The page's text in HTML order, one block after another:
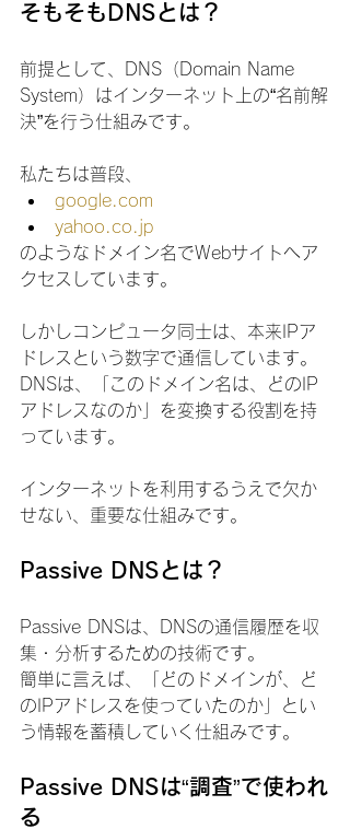
そもそもDNSとは？
前提として、DNS（Domain Name
System）はインターネット上の“名前解
決”を行う仕組みです。
私たちは普段、
google.com
yahoo.co.jp
のようなドメイン名でWebサイトへア
クセスしています。
しかしコンピュータ同士は、本来IPア
ドレスという数字で通信しています。
DNSは、「このドメイン名は、どのIP
アドレスなのか」を変換する役割を持
っています。
インターネットを利用するうえで欠か
せない、重要な仕組みです。
Passive DNSとは？
Passive DNSは、DNSの通信履歴を収
集・分析するための技術です。
簡単に言えば、「どのドメインが、ど
のIPアドレスを使っていたのか」とい
う情報を蓄積していく仕組みです。
Passive DNSは“調査”で使われ
る